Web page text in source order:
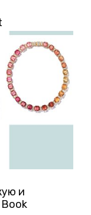
и